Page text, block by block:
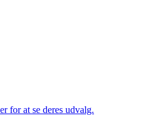
for at se deres udvalg.